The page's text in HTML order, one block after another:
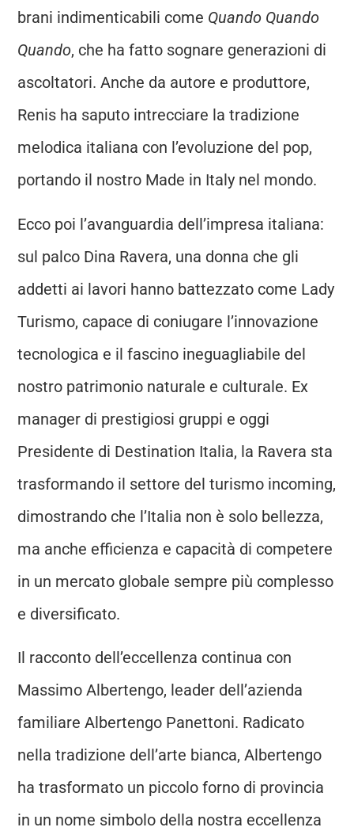
brani indimenticabili come Quando Quando
Quando, che ha fatto sognare generazioni di
ascoltatori. Anche da autore e produttore,
Renis ha saputo intrecciare la tradizione
melodica italiana con l’evoluzione del pop,
portando il nostro Made in Italy nel mondo.
Ecco poi l’avanguardia dell’impresa italiana:
sul palco Dina Ravera, una donna che gli
addetti ai lavori hanno battezzato come Lady
Turismo, capace di coniugare l’innovazione
tecnologica e il fascino ineguagliabile del
nostro patrimonio naturale e culturale. Ex
manager di prestigiosi gruppi e oggi
Presidente di Destination Italia, la Ravera sta
trasformando il settore del turismo incoming,
dimostrando che l’Italia non è solo bellezza,
ma anche efficienza e capacità di competere
in un mercato globale sempre più complesso
e diversificato.
Il racconto dell’eccellenza continua con
Massimo Albertengo, leader dell’azienda
familiare Albertengo Panettoni. Radicato
nella tradizione dell’arte bianca, Albertengo
ha trasformato un piccolo forno di provincia
in un nome simbolo della nostra eccellenza